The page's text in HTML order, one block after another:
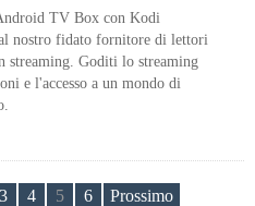
TV Box con Kodi
nostro fidato fornitore di lettori
streaming. Goditi lo streaming
e l'accesso a un mondo di
3 4 5 6 Prossimo